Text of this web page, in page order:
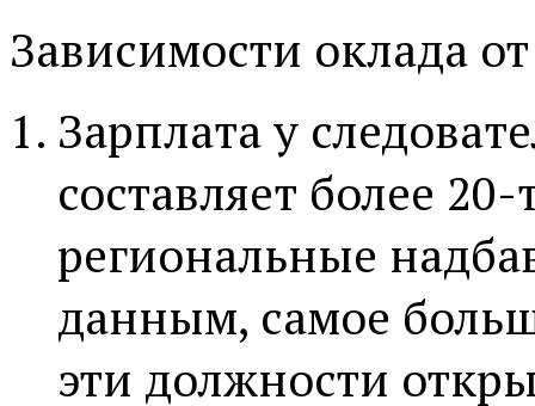
Зависимости оклада
Зарплата у
составляет более
региональные
данным, самое
эти должности